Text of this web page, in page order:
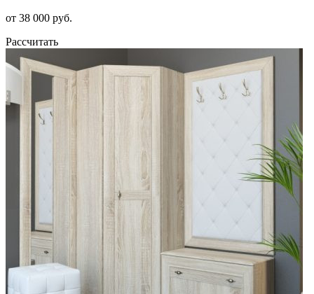
от 38 000 руб.
Рассчитать